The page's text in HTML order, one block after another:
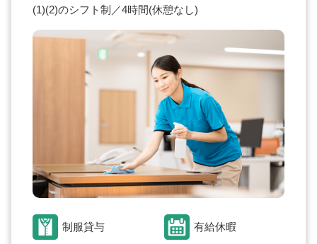
(1)(2)のシフト制／4時間(休憩なし)
制服貸与 有給休暇